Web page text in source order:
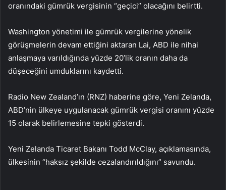
oranındaki gümrük vergisinin “geçici” olacağını belirtti.
Washington yönetimi ile gümrük vergilerine yönelik
görüşmelerin devam ettiğini aktaran Lai, ABD ile nihai
anlaşmaya varıldığında yüzde 20’lik oranın daha da
düşeceğini umduklarını kaydetti.
Radio New Zealand’ın (RNZ) haberine göre, Yeni Zelanda,
ABD’nin ülkeye uygulanacak gümrük vergisi oranını yüzde
15 olarak belirlemesine tepki gösterdi.
Yeni Zelanda Ticaret Bakanı Todd McClay, açıklamasında,
ülkesinin “haksız şekilde cezalandırıldığını” savundu.